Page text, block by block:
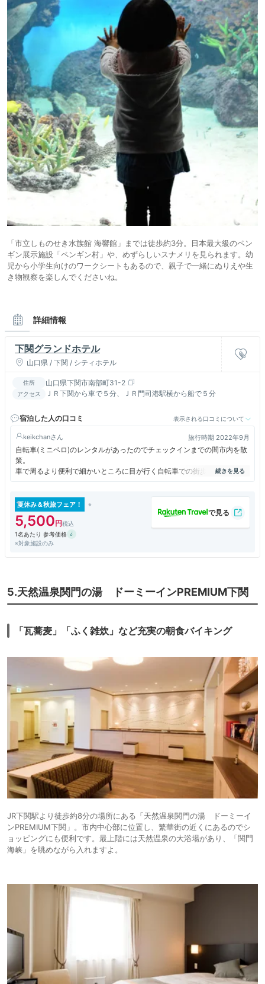
「市立しものせき水族館 海響館」までは徒歩約3分。日本最大級のペン
ギン展示施設「ペンギン村」や、めずらしいスナメリを見られます。幼
児から小学生向けのワークシートもあるので、親子で一緒にぬりえや生
き物観察を楽しんでくださいね。
詳細情報
下関グランドホテル
山口県 / 下関 / シティホテル
住所 山口県下関市南部町31-2
アクセス ＪＲ下関から車で５分、ＪＲ門司港駅横から船で５分
宿泊した人の口コミ 表示される口コミについて
keikchan 旅行時期 2022年9月
自転車(ミニベロ)のレンタルがあったのでチェックインまでの間市内を散
策。
車で周るより便利で細かいところに目が行く自転車での街歩きは最高で
す。
眺めたり、また夕暮れ時の美さも堪能。
唐戸市場もワーフも離島フェリー乗り場も水族館も歩いて2～３分のとて
も便利なロケーションでした。
夏休み＆秋旅フェア！
5,500
1名あたり 参考価格
※対象施設のみ
5.天然温泉関門の湯 ドーミーインPREMIUM下関
「瓦蕎麦」「ふく雑炊」など充実の朝食バイキング
JR下関駅より徒歩約8分の場所にある「天然温泉関門の湯 ドーミーイ
ンPREMIUM下関」。市内中心部に位置し、繁華街の近くにあるのでシ
ョッピングにも便利です。最上階には天然温泉の大浴場があり、「関門
海峡」を眺めながら入れますよ。